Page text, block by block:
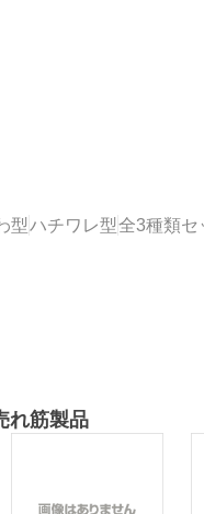
型ハチワレ型全3種類セ
れ筋製品